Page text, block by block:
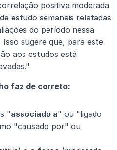
positiva moderada
estudo semanais relatadas
do período nessa
sugere que, para este
aos estudos está
faz de correto:
"associado a" ou "ligado
"causado por" ou